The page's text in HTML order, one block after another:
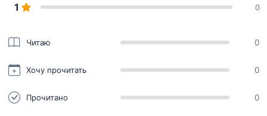
1 0
Читаю 0
Хочу прочитать 0
Прочитано 0